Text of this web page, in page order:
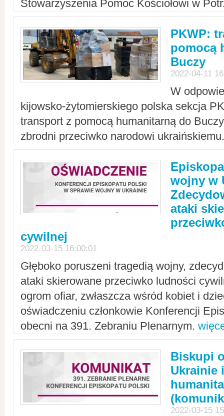
Stowarzyszenia Pomoc Kościołowi w
PKWP:
pomocą
Buczy
2022-04-11
W
kijowsko-żytomierskiego polska sekcja
transport z pomocą humanitarną do
zbrodni przeciwko narodowi
wojny w
ataki
cywilnej
2022-03-15 16:00:01
Głęboko poruszeni tragedią wojny,
ataki skierowane przeciwko ludności
ogrom ofiar, zwłaszcza wśród kobiet i
oświadczeniu członkowie Konferencji
obecni na 391. Zebraniu Plenarnym.
Biskupi
Ukrainie
2022-03-15